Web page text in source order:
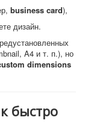
business card),
дизайн.
A4 и т. п.), но
dimensions
быстро